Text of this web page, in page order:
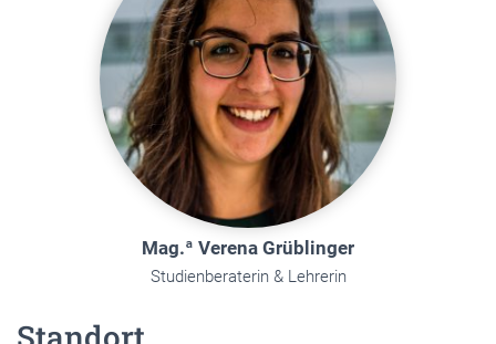
Mag.ª Verena Grüblinger
Studienberaterin & Lehrerin